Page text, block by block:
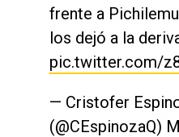
frente a
los dejó a la
pic.twitter.com/
— Cristofer
(@CEspinozaQ)